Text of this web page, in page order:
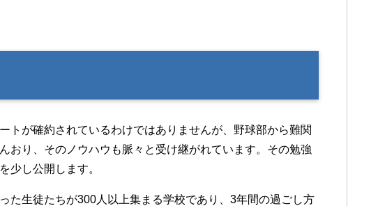
トが確約されているわけではありませんが、野球部から難関
おり、そのノウハウも脈々と受け継がれています。その勉強
少し公開します。
た生徒たちが300人以上集まる学校であり、3年間の過ごし方